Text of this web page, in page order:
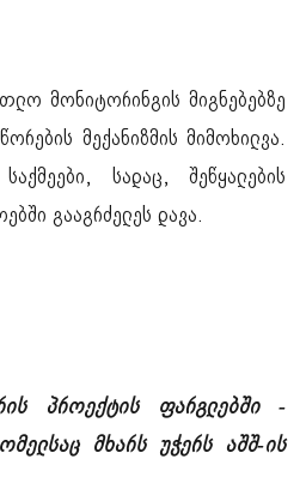
მონიტორინგის მიგნებებზე
მექანიზმის მიმოხილვა.
სადაც, შეწყალების
გააგრძელეს დავა.
პროექტის ფარგლებში -
მხარს უჭერს აშშ-ის